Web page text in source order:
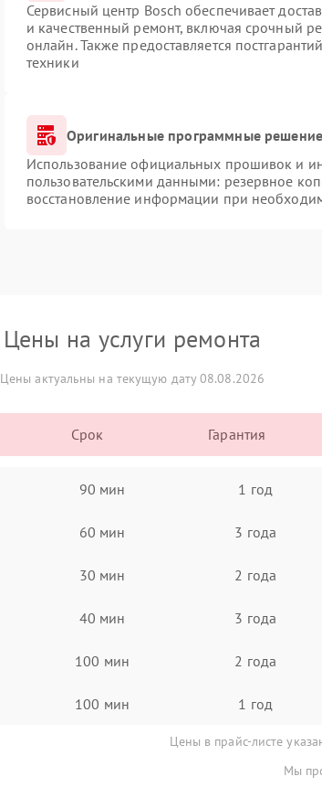
Сервисный центр Bosch обеспечивает
и качественный ремонт, включая срочный
онлайн. Также предоставляется
техники
Оригинальные программные
Использование официальных прошивок и
пользовательскими данными: резервное
восстановление информации при
Цены на услуги ремонта
Цены актуальны на текущую дату 08.08.2026
Срок Гарантия
90 мин 1 год
60 мин 3 года
30 мин 2 года
40 мин 3 года
100 мин 2 года
100 мин 1 год
Цены в прайс-листе
Мы